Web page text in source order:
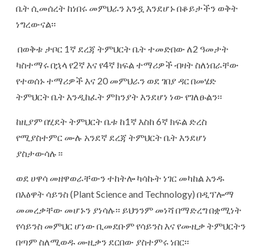
ቤት ሲመሰረት ከነበሩ መምህራን አንዷ እንደሆኑ በቆይታችን ወቅት
ነግረውናል፡፡
በወቅቱ ታቦር 1ኛ ደረጃ ትምህርት ቤት ተመድበው ለ2 ዓመታት
ካስተማሩ በኋላ የ2ኛ እና የ4ኛ ክፍል ተማሪዎች ብዛት ስለነበራቸው
የተወሰኑ ተማሪዎች እና 20 መምህራን ወደ ገበያ ዳር በመሄድ
ትምህርት ቤት እንዲከፈት ምክንያት እንደሆነ ነው የገለፁልን፡፡
ከዚያም በሂደት ትምህርት ቤቱ ከ1ኛ እስከ 6ኛ ክፍል ድረስ
የሚያስተምር ሙሉ አንደኛ ደረጃ ትምህርት ቤት እንደሆነ
ያስታውሳሉ።
ወደ ሀዋሳ መዘዋወራቸውን ተከትሎ ካሳኩት ነገር መካከል አንዱ
በእፅዋት ሳይንስ (Plant Science and Technology) በዲፕሎማ
መመረቃቸው መሆኑን ያነሳሉ፡፡ ይህንንም መነሻ በማድረግ በቋሚነት
የሳይንስ መምህር ሆነው ቢመደቡም የሳይንስ እና የሙዚቃ ትምህርትን
በጣም ስለሚወዱ ሙዚቃን ደርበው ያስተምሩ ነበር፡፡